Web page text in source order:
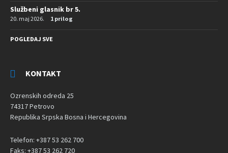
Službeni glasnik br 5.
20. maj 2026. 1 prilog
POGLEDAJ SVE
KONTAKT
Ozrenskih odreda 25
74317 Petrovo
Republika Srpska Bosna i Hercegovina
Telefon: +387 53 262 700
Faks: +387 53 262 720